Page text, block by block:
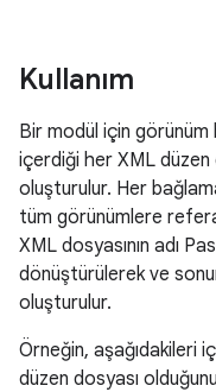
Kullanım
Bir modül için
içerdiği her XML düzen
oluşturulur. Her
tüm görünümlere
XML dosyasının adı
dönüştürülerek ve
oluşturulur.
Örneğin, aşağıdakileri
düzen dosyası